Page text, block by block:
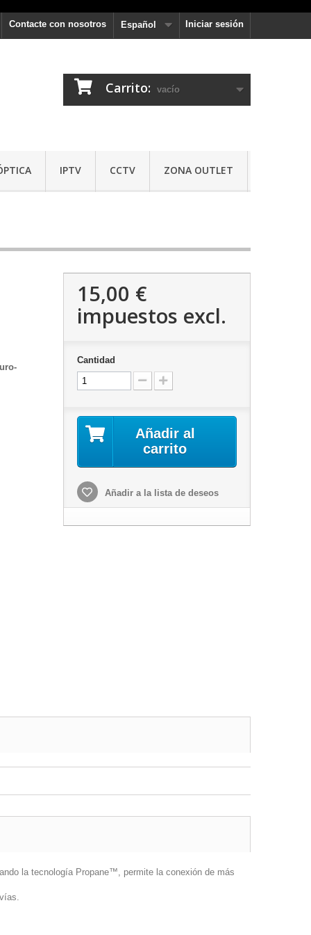
Iniciar sesión
Español
Contacte con nosotros
Carrito: vacío
IPTV CCTV ZONA OUTLET
15,00 €
impuestos excl.
Cantidad
Añadir al
carrito
Añadir a la lista de deseos
la tecnología Propane™, permite la conexión de más